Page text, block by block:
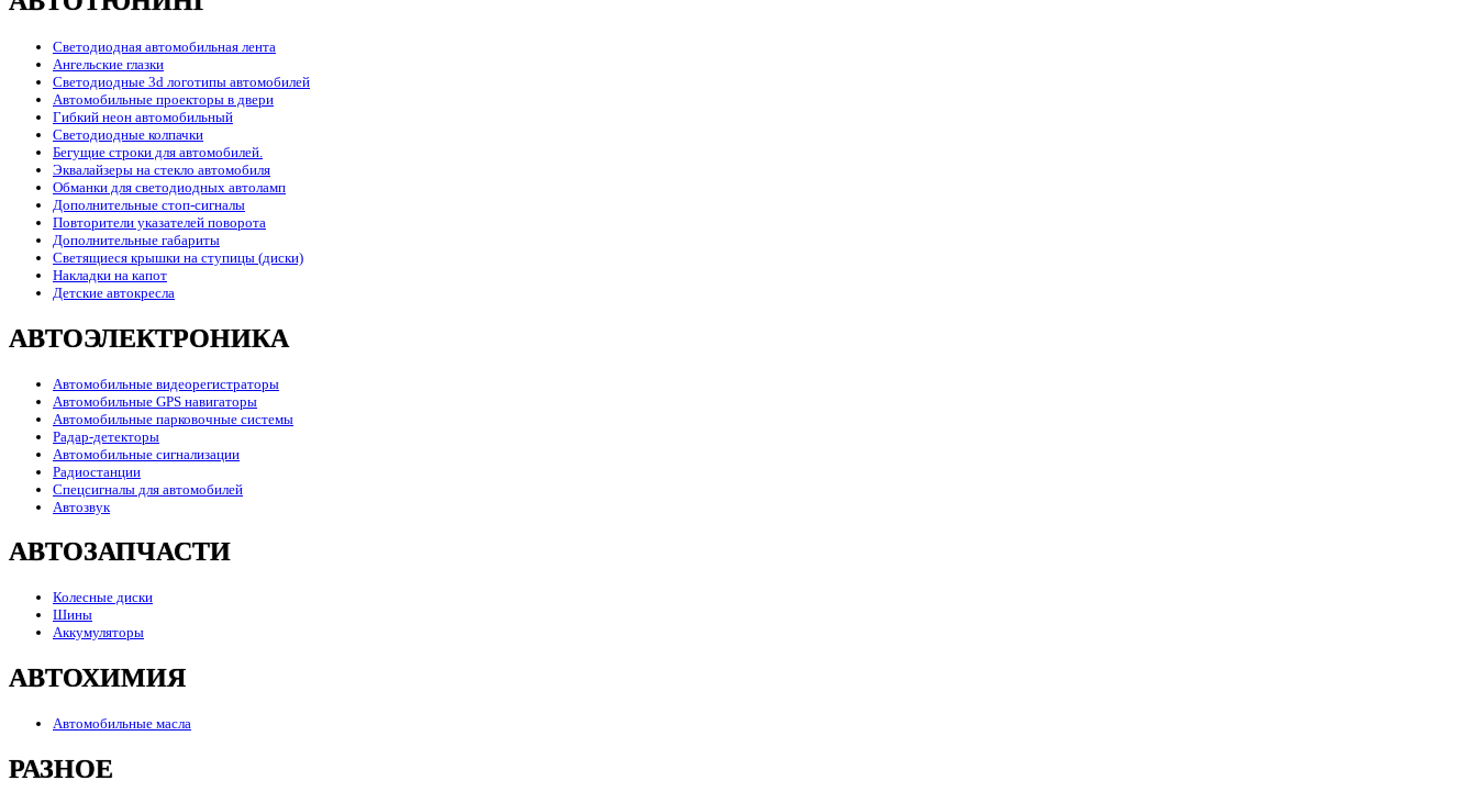
Светодиодная автомобильная лента
Ангельские глазки
Светодиодные 3d логотипы автомобилей
Автомобильные проекторы в двери
Гибкий неон автомобильный
Светодиодные колпачки
Бегущие строки для автомобилей.
Эквалайзеры на стекло автомобиля
Обманки для светодиодных автоламп
Дополнительные стоп-сигналы
Повторители указателей поворота
Дополнительные габариты
Светящиеся крышки на ступицы (диски)
Накладки на капот
Детские автокресла
АВТОЭЛЕКТРОНИКА
Автомобильные видеорегистраторы
Автомобильные GPS навигаторы
Автомобильные парковочные системы
Радар-детекторы
Автомобильные сигнализации
Радиостанции
Спецсигналы для автомобилей
Автозвук
АВТОЗАПЧАСТИ
Колесные диски
Шины
Аккумуляторы
АВТОХИМИЯ
Автомобильные масла
РАЗНОЕ